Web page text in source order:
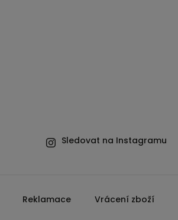
Sledovat na Instagramu
Reklamace Vrácení zboží